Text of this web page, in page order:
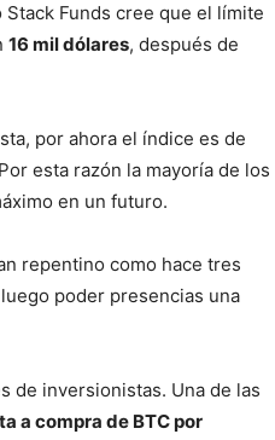
Funds cree que el límite
16 mil dólares, después de
por ahora el índice es de
esta razón la mayoría de los
en un futuro.
repentino como hace tres
poder presencias una
de inversionistas. Una de las
a compra de BTC por